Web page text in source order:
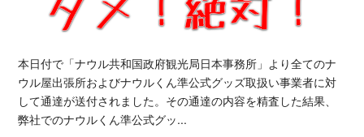
本日付で「ナウル共和国政府観光局日本事務所」より全てのナ
ウル屋出張所およびナウルくん準公式グッズ取扱い事業者に対
して通達が送付されました。その通達の内容を精査した結果、
弊社でのナウルくん準公式グッ...